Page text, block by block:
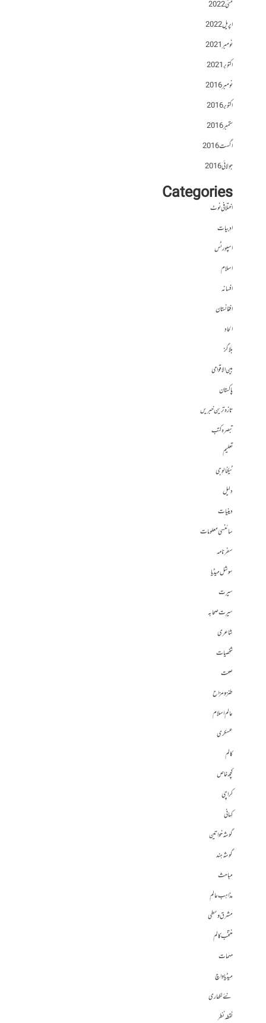
مئی 2022
اپریل 2022
نومبر 2021
اکتوبر 2021
نومبر 2016
اکتوبر 2016
ستمبر 2016
اگست 2016
جولائی 2016
Categories
اختلافی نوٹ
ادبیات
اسپورٹس
اسلام
افسانہ
افغانستان
الحاد
بلاگز
بین الاقوامی
پاکستان
تازہ ترین خبریں
تبصرہ کتب
تعلیم
ٹیکنالوجی
دلیل
دینیات
سائنسی معلومات
سفرنامہ
سوشل میڈیا
سیرت
سیرت صحابہ
شاعری
شخصیات
صحت
طنز و مزاح
عالم اسلام
عسکری
کالم
کچھ خاص
کراچی
کہانی
گوشہ خواتین
گوشہ ہند
مباحث
مذاہب عالم
مشرق وسطی
منتخب کالم
مہمات
میڈیا واچ
نئے لکھاری
نقطہ نظر